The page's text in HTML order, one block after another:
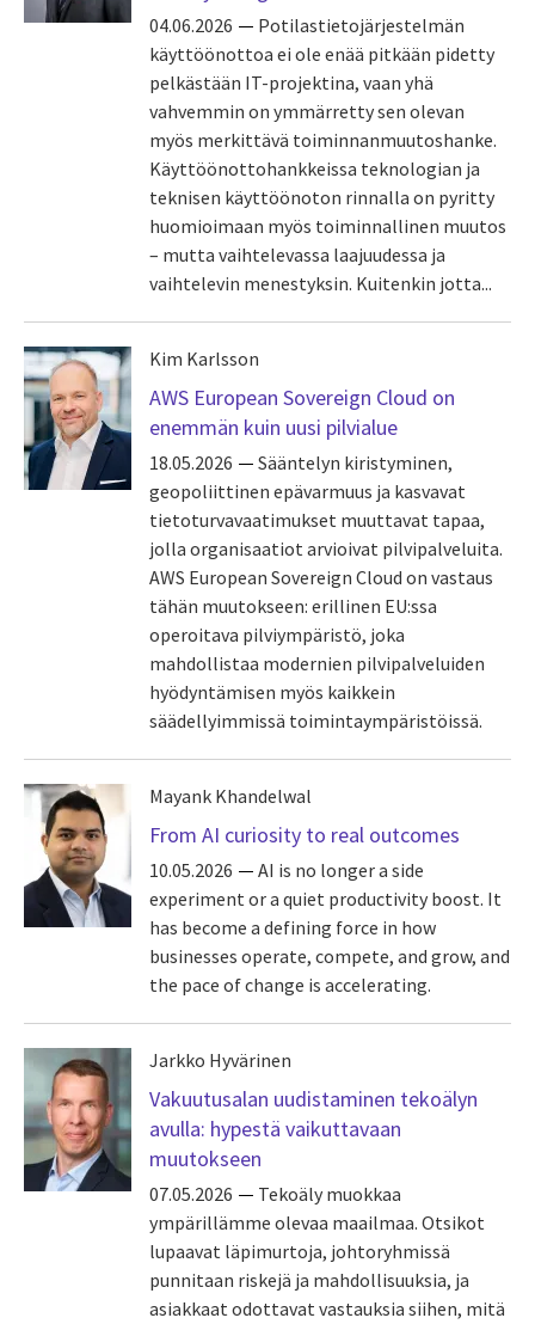
04.06.2026
Potilastietojärjestelmän
käyttöönottoa ei ole enää pitkään pidetty
pelkästään IT-projektina, vaan yhä
vahvemmin on ymmärretty sen olevan
myös merkittävä toiminnanmuutoshanke.
Käyttöönottohankkeissa teknologian ja
teknisen käyttöönoton rinnalla on pyritty
huomioimaan myös toiminnallinen muutos
– mutta vaihtelevassa laajuudessa ja
vaihtelevin menestyksin. Kuitenkin jotta...
Kim Karlsson
AWS European Sovereign Cloud on
enemmän kuin uusi pilvialue
18.05.2026
Sääntelyn kiristyminen,
geopoliittinen epävarmuus ja kasvavat
tietoturvavaatimukset muuttavat tapaa,
jolla organisaatiot arvioivat pilvipalveluita.
AWS European Sovereign Cloud on vastaus
tähän muutokseen: erillinen EU:ssa
operoitava pilviympäristö, joka
mahdollistaa modernien pilvipalveluiden
hyödyntämisen myös kaikkein
säädellyimmissä toimintaympäristöissä.
Mayank Khandelwal
From AI curiosity to real outcomes
10.05.2026
AI is no longer a side
experiment or a quiet productivity boost. It
has become a defining force in how
businesses operate, compete, and grow, and
the pace of change is accelerating.
Jarkko Hyvärinen
Vakuutusalan uudistaminen tekoälyn
avulla: hypestä vaikuttavaan
muutokseen
07.05.2026
Tekoäly muokkaa
ympärillämme olevaa maailmaa. Otsikot
lupaavat läpimurtoja, johtoryhmissä
punnitaan riskejä ja mahdollisuuksia, ja
asiakkaat odottavat vastauksia siihen, mitä